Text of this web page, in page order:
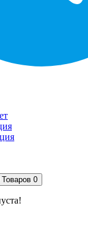
Товаров 0